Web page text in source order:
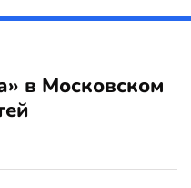
в Московском